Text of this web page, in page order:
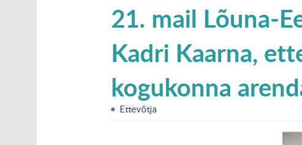
21. mail Lõuna-
Kadri Kaarna,
kogukonna
Ettevõtja